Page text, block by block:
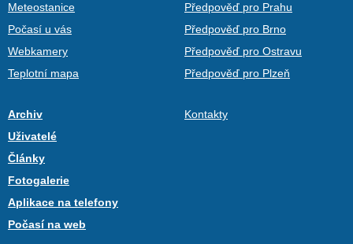
Meteostanice
Počasí u vás
Webkamery
Teplotní mapa
Předpověď pro Prahu
Předpověď pro Brno
Předpověď pro Ostravu
Předpověď pro Plzeň
Archiv
Uživatelé
Články
Fotogalerie
Aplikace na telefony
Počasí na web
Kontakty